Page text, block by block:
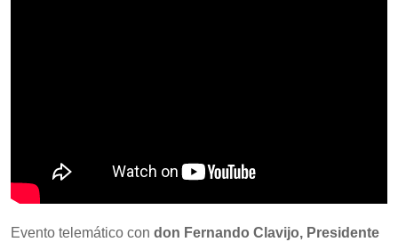
Evento telemático con don Fernando Clavijo, Presidente